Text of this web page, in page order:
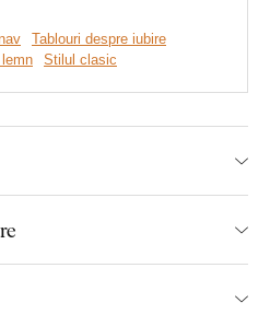
perete
femei
. Se referă, de asemenea, la
sale se întind spre cer,
Tablouri despre iubire
Stilul clasic